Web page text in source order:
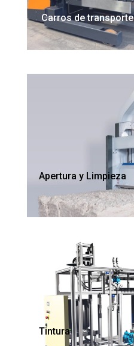
Carros de transporte
Apertura y Limpieza
Tintura